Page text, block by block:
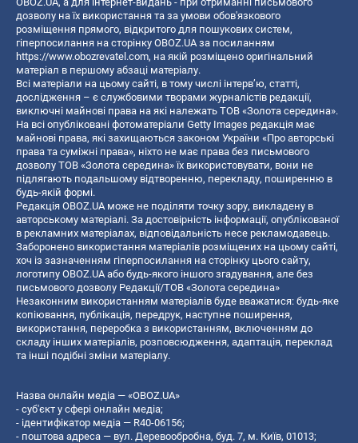
дозволу на їх використання та за умови обов'язкового
розміщення прямого, відкритого для пошукових систем,
гіперпосилання на сторінку OBOZ.UA за посиланням
https://www.obozrevatel.com, на якій розміщено оригінальний
матеріал в першому абзаці матеріалу.
Всі матеріали на цьому сайті, в тому числі інтерв’ю, статті,
дослідження – є службовими творами журналістів редакції,
виключні майнові права на які належать ТОВ «Золота середина».
На всі опубліковані фотоматеріали Getty Images редакція має
майнові права, які захищаються законом України «Про авторські
права та суміжні права», ніхто не має права без письмового
дозволу ТОВ «Золота середина» їх використовувати, вони не
підлягають подальшому відтворенню, перекладу, поширенню в
будь-якій формі.
Редакція OBOZ.UA може не поділяти точку зору, викладену в
авторському матеріалі. За достовірність інформації, опублікованої
в рекламних матеріалах, відповідальність несе рекламодавець.
Заборонено використання матеріалів розміщених на цьому сайті,
хоч із зазначенням гіперпосилання на сторінку цього сайту,
логотипу OBOZ.UA або будь-якого іншого згадування, але без
письмового дозволу Редакції/ТОВ «Золота середина»
Незаконним використанням матеріалів буде вважатися: будь-яке
копiювання, публiкацiя, передрук, наступне поширення,
використання, переробка з використанням, включенням до
складу інших матеріалів, розповсюдження, адаптація, переклад
та інші подібні зміни матеріалу.
Назва онлайн медіа — «OBOZ.UA»
- суб'єкт у сфері онлайн медіа;
- ідентифікатор медіа — R40-06156;
- поштова адреса — вул. Деревообробна, буд. 7, м. Київ, 01013;